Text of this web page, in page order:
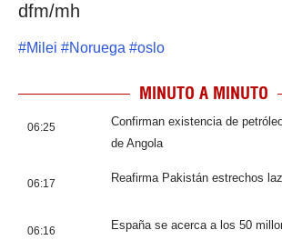
dfm/mh
#Milei #Noruega #oslo
MINUTO A MINUTO
06:25
Confirman existencia de
de Angola
06:17 Reafirma Pakistán estrechos
06:16 España se acerca a los 50